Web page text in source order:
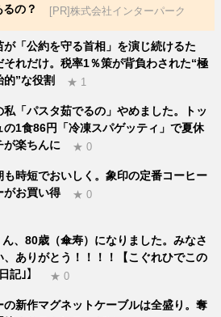
の？
[PR]株式会社インターパーク
が「公約を守る首相」を演じ続けるた
それだけ。税率1％策が背負わされた“極
的”な役割
★ 1
私「パスタ茹でるの」やめました。トッ
の1食86円「冷凍スパゲッティ」で夏休
が楽ちんに
★ 0
も時短でおいしく。象印の定番コーヒー
がお買い得
★ 0
、80歳（傘寿）になりました。みなさ
、ありがとう！！！！【こぐれひでこの
記｣】
★ 0
の新作マグネットケーブルは全盛り。奪